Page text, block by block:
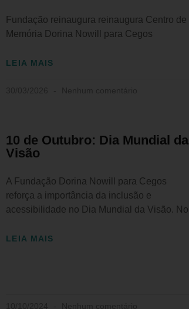
Fundação reinaugura reinaugura Centro de
Memória Dorina Nowill para Cegos
LEIA MAIS
10 de Outubro: Dia Mundial da
Visão
A Fundação Dorina Nowill para Cegos
reforça a importância da inclusão e
acessibilidade no Dia Mundial da Visão. No
LEIA MAIS